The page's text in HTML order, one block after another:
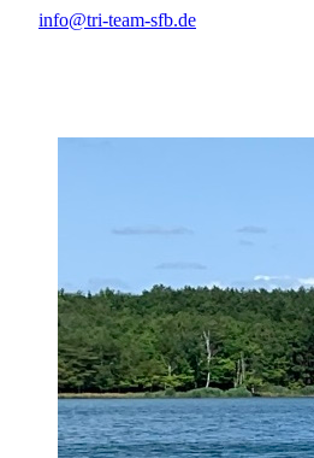
info@tri-team-sfb.de